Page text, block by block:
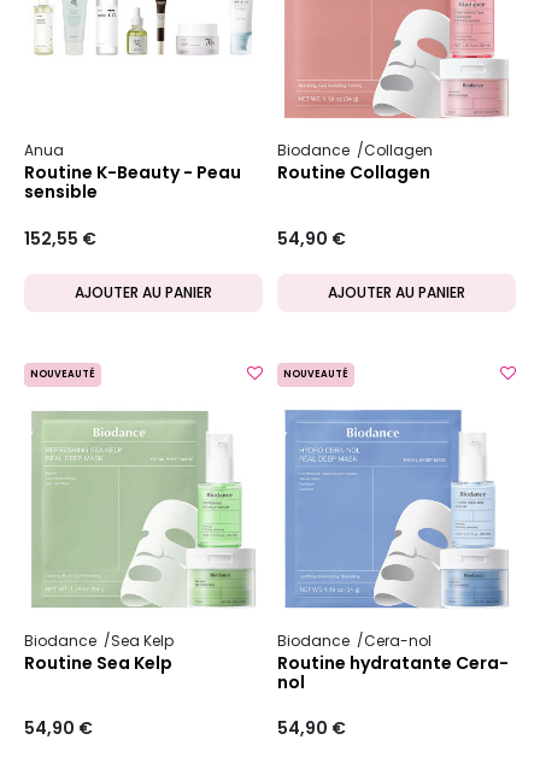
Anua
Routine K-Beauty - Peau
sensible
152,55 €
AJOUTER AU PANIER
Biodance Collagen
Routine Collagen
54,90 €
AJOUTER AU PANIER
NOUVEAUTÉ
Biodance Sea Kelp
Routine Sea Kelp
54,90 €
NOUVEAUTÉ
Biodance Cera-nol
Routine hydratante Cera-
nol
54,90 €